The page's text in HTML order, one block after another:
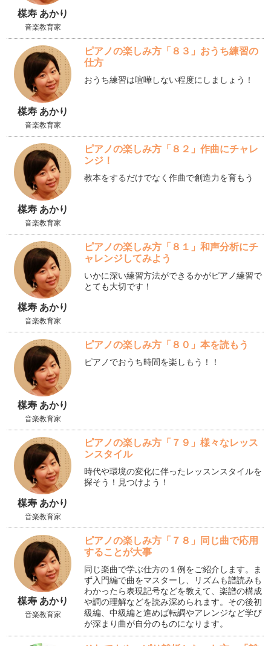
楳寿 あかり
音楽教育家
楳寿 あかり
音楽教育家
ピアノの楽しみ方「８３」おうち練習の
仕方
おうち練習は喧嘩しない程度にしましょう！
楳寿 あかり
音楽教育家
ピアノの楽しみ方「８２」作曲にチャレ
ンジ！
教本をするだけでなく作曲で創造力を育もう
楳寿 あかり
音楽教育家
ピアノの楽しみ方「８１」和声分析にチ
ャレンジしてみよう
いかに深い練習方法ができるかがピアノ練習で
とても大切です！
楳寿 あかり
音楽教育家
ピアノの楽しみ方「８０」本を読もう
ピアノでおうち時間を楽しもう！！
楳寿 あかり
音楽教育家
ピアノの楽しみ方「７９」様々なレッス
ンスタイル
時代や環境の変化に伴ったレッスンスタイルを
探そう！見つけよう！
楳寿 あかり
音楽教育家
ピアノの楽しみ方「７８」同じ曲で応用
することが大事
同じ楽曲で学ぶ仕方の１例をご紹介します。ま
ず入門編で曲をマスターし、リズムも譜読みも
わかったら表現記号などを教えて、楽譜の構成
や調の理解などを読み深められます。その後初
級編、中級編と進めば転調やアレンジなど学び
が深まり曲が自分のものになります。